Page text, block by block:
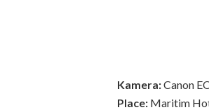
Kamera:Canon
Place: Maritim